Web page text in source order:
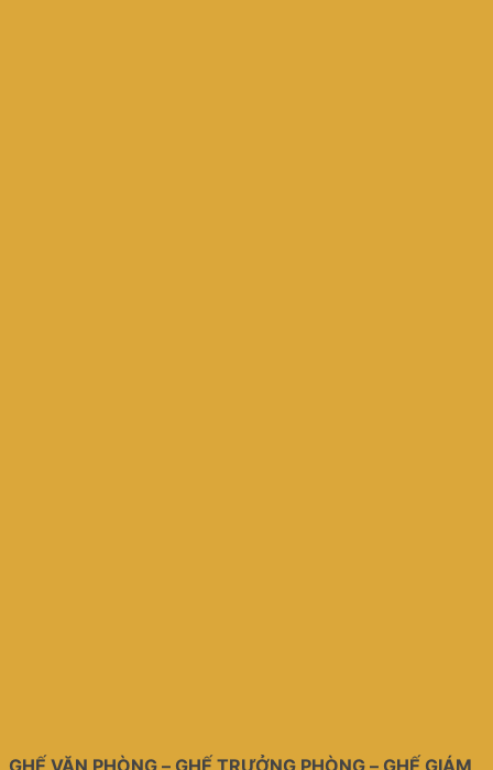
GHẾ VĂN PHÒNG – GHẾ TRƯỞNG PHÒNG – GHẾ GIÁM